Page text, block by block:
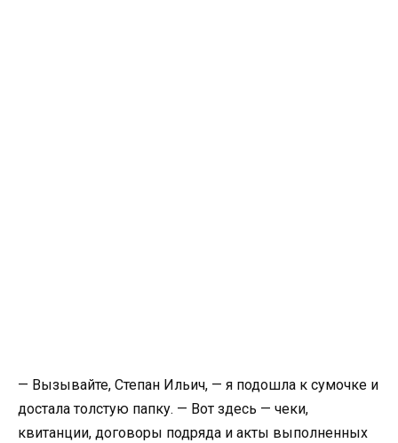
— Вызывайте, Степан Ильич, — я подошла к сумочке и
достала толстую папку. — Вот здесь — чеки,
квитанции, договоры подряда и акты выполненных